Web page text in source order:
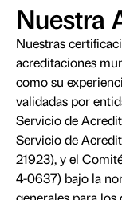
Nuestra
Nuestras
acreditaciones
como su
validadas por
Servicio de
Servicio de
21923), y el
4-0637) bajo la